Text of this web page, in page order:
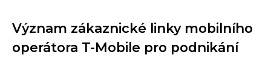
Význam zákaznické linky mobilního
operátora T-Mobile pro podnikání